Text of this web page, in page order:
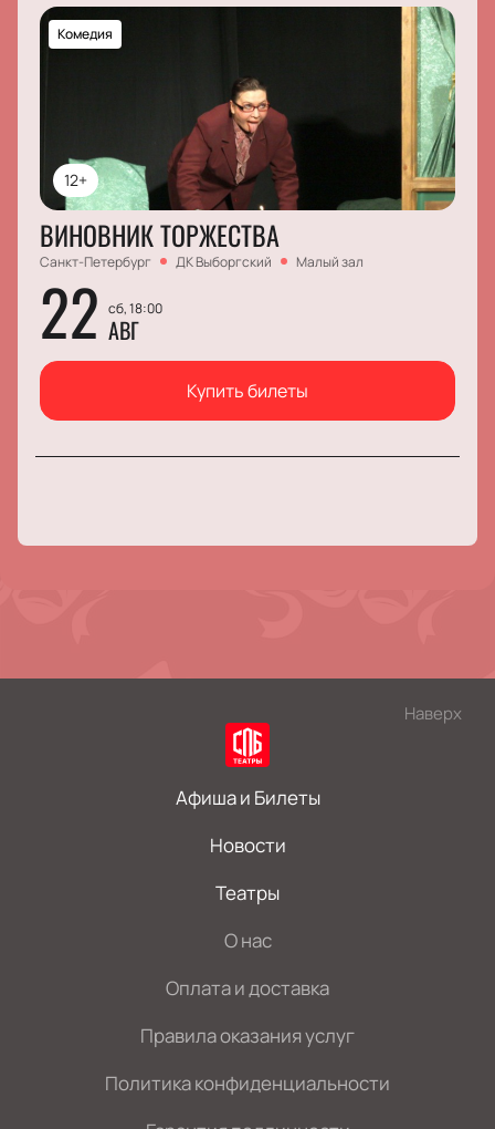
12+
Комедия
ВИНОВНИК ТОРЖЕСТВА
Санкт-Петербург ДК Выборгский Малый зал
22 сб, 18:00
АВГ
Купить билеты
Наверх
Афиша и Билеты
Новости
Театры
О нас
Оплата и доставка
Правила оказания услуг
Политика конфиденциальности